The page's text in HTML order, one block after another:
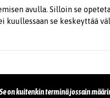
avulla. Silloin se
kuullessaan se keskeyttää
on kuitenkin terminä jossain